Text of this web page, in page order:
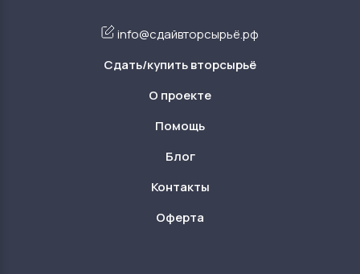
info@сдайвторсырьё.рф
Сдать/купить вторсырьё
О проекте
Помощь
Блог
Контакты
Оферта